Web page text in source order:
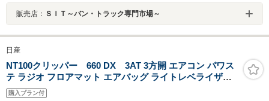
販売店： ＳＩＴ～バン・トラック専門市場～
日産
NT100クリッパー 660 DX 3AT 3方開 エアコン パワス
テ ラジオ フロアマット エアバッグ ライトレベライザー
タイミングチェーン式
購入プラン付